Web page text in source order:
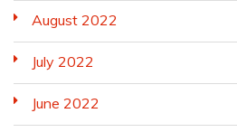
August 2022
July 2022
June 2022